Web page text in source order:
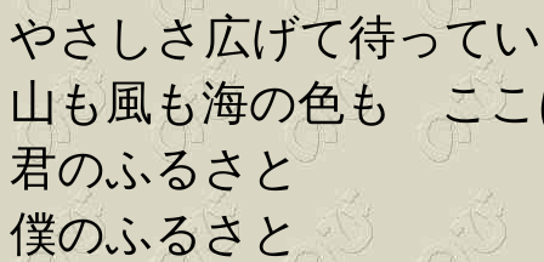
やさしさ広げて待って
山も風も海の色も こ
君のふるさと
僕のふるさと